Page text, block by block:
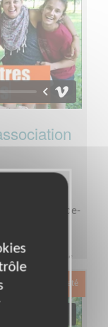
Centre-Val-de-
+ des
soirée très
Exclusion & Pauvreté